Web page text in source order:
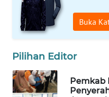
Buka
Pilihan Editor
Pemkab
MASYARAKAT
KELISTRIKAN
ID
MAWAKA
ID